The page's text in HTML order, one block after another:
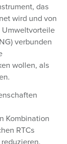
das
wird und von
verbunden
wollen, als
Kombination
RTCs